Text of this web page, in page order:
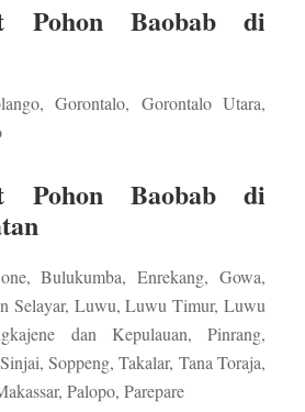
Pohon Baobab di
Gorontalo, Gorontalo Utara,
Pohon Baobab di
Bulukumba, Enrekang, Gowa,
Selayar, Luwu, Luwu Timur, Luwu
dan Kepulauan, Pinrang,
Soppeng, Takalar, Tana Toraja,
Palopo, Parepare